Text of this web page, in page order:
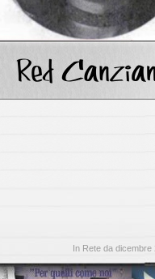
In Rete da dicembre